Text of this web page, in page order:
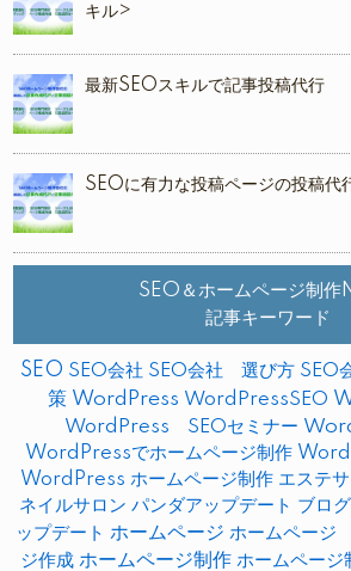
キル>
最新SEOスキルで記事投稿代行
SEOに有力な投稿ページの投稿代
SEO＆ホームページ制
記事キーワード
SEO SEO会社 SEO会社 選び方 SEO
策 WordPress WordPressSEO
WordPress SEOセミナー
WordPressでホームページ制作
WordPress ホームページ制作 エステ
ネイルサロン パンダアップデート ブロ
ップデート ホームページ ホームページ
ジ作成 ホームページ制作 ホームページ